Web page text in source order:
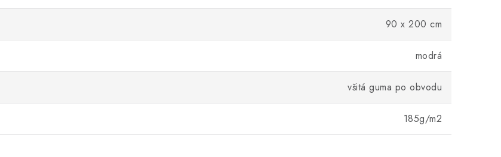
90 x 200 cm
modrá
všitá guma po obvodu
185g/m2